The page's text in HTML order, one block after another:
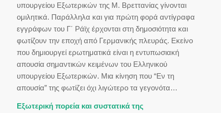
υπουργείου Εξωτερικών της Μ. Βρεττανίας γίνονται
ομιλητικά. Παράλληλα και για πρώτη φορά αντίγραφα
εγγράφων του Γ΄ Ράϊχ έρχονται στη δημοσιότητα και
φωτίζουν την εποχή από Γερμανικής πλευράς. Εκείνο
που δημιουργεί ερωτηματικά είναι η εντυπωσιακή
απουσία σημαντικών κειμένων του Ελληνικού
υπουργείου Εξωτερικών. Μια κίνηση που “Εν τη
απουσία” της φωτίζει όχι λιγώτερο τα γεγονότα…
Εξωτερική πορεία και συστατικά της